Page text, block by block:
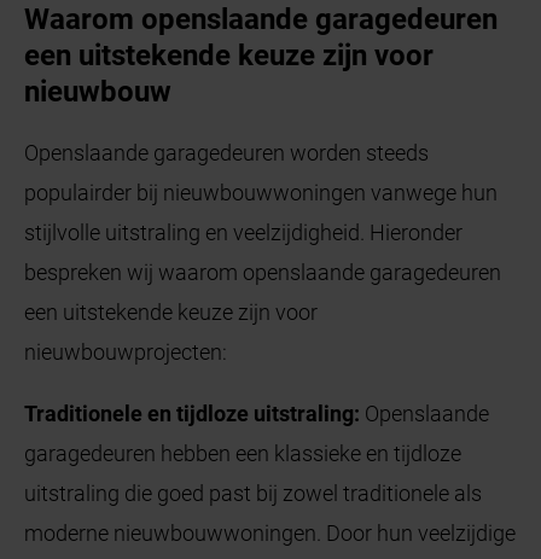
Waarom openslaande garagedeuren
een uitstekende keuze zijn voor
nieuwbouw
Openslaande garagedeuren worden steeds
populairder bij nieuwbouwwoningen vanwege hun
stijlvolle uitstraling en veelzijdigheid. Hieronder
bespreken wij waarom openslaande garagedeuren
een uitstekende keuze zijn voor
nieuwbouwprojecten:
Traditionele en tijdloze uitstraling: Openslaande
garagedeuren hebben een klassieke en tijdloze
uitstraling die goed past bij zowel traditionele als
moderne nieuwbouwwoningen. Door hun veelzijdige